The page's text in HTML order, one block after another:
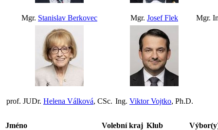
Mgr. Stanislav Berkovec Mgr. Josef Flek Mgr.
prof. JUDr. Helena Válková, CSc. Ing. Viktor Vojtko, Ph.D.
Jméno Volební kraj Klub